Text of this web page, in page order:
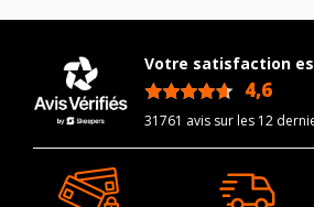
Votre satisfaction
4,6
31761 avis sur les 12